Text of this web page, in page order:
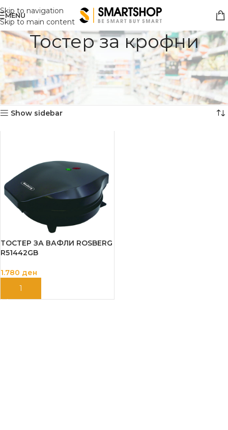
Skip to navigation
Skip to main content
MENU
Тостер за крофни
Дома Мали Апарати Мали кујнски апарати Тостери
Тостер за вафли|Мали Апарати Мали кујнски апарати
Тостери Тостер за крофни
Прикажан е еден резултат
Show sidebar
ТОСТЕР ЗА ВАФЛИ ROSBERG
R51442GB
1.780 ден
ДОДАЈ ВО КОШНИЦА